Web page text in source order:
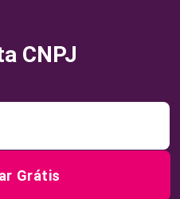
CNPJ
Grátis